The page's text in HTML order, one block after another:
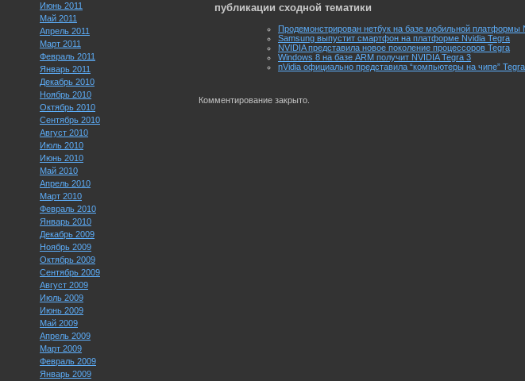
Июнь 2011
Май 2011
Апрель 2011
Март 2011
Февраль 2011
Январь 2011
Декабрь 2010
Ноябрь 2010
Октябрь 2010
Сентябрь 2010
Август 2010
Июль 2010
Июнь 2010
Май 2010
Апрель 2010
Март 2010
Февраль 2010
Январь 2010
Декабрь 2009
Ноябрь 2009
Октябрь 2009
Сентябрь 2009
Август 2009
Июль 2009
Июнь 2009
Май 2009
Апрель 2009
Март 2009
Февраль 2009
Январь 2009
публикации сходной тематики
Продемонстрирован нетбук на базе мобильной платформы
Samsung выпустит смартфон на платформе Nvidia Tegra
NVIDIA представила новое поколение процессоров Tegra
Windows 8 на базе ARM получит NVIDIA Tegra 3
nVidia официально представила “компьютеры на чипе” Tegra
Комментирование закрыто.